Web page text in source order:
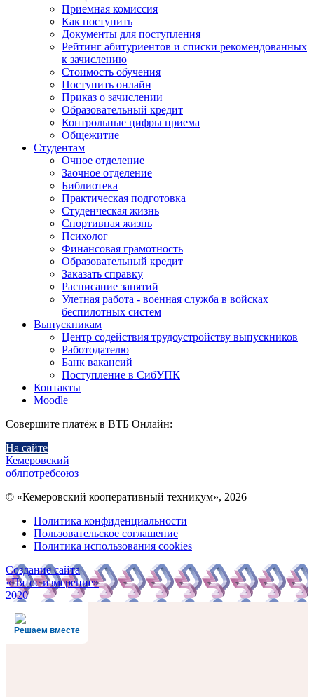
Приемная комиссия
Как поступить
Документы для поступления
Рейтинг абитуриентов и списки рекомендованных
к зачислению
Стоимость обучения
Поступить онлайн
Приказ о зачислении
Образовательный кредит
Контрольные цифры приема
Общежитие
Студентам
Очное отделение
Заочное отделение
Библиотека
Практическая подготовка
Студенческая жизнь
Спортивная жизнь
Психолог
Финансовая грамотность
Образовательный кредит
Заказать справку
Расписание занятий
Улетная работа - военная служба в войсках
беспилотных систем
Выпускникам
Центр содействия трудоустройству выпускников
Работодателю
Банк вакансий
Поступление в СибУПК
Контакты
Moodle
Совершите платёж в ВТБ Онлайн:
На сайте
Кемеровский
облпотребсоюз
© «Кемеровский кооперативный техникум», 2026
Политика конфиденциальности
Пользовательское соглашение
Политика использования cookies
Создание сайта
«Пятое измерение»
2020
Решаем вместе